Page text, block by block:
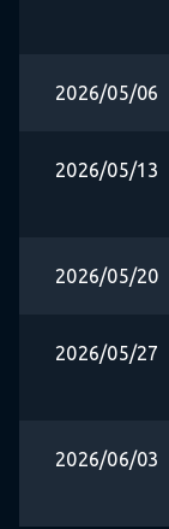
2026/05/06
2026/05/13
2026/05/20
2026/05/27
2026/06/03